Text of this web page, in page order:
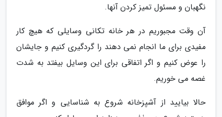
نگهبان و مسئول تمیز کردن آنها.
آن وقت مجبوریم در هر خانه تکانی وسایلی که هیچ کار
مفیدی برای ما انجام نمی دهند را گردگیری کنیم و جایشان
را عوض کنیم و اگر اتفاقی برای این وسایل بیفتد به شدت
غصه می خوریم.
حالا بیایید از آشپزخانه شروع به شناسایی و اگر موافق